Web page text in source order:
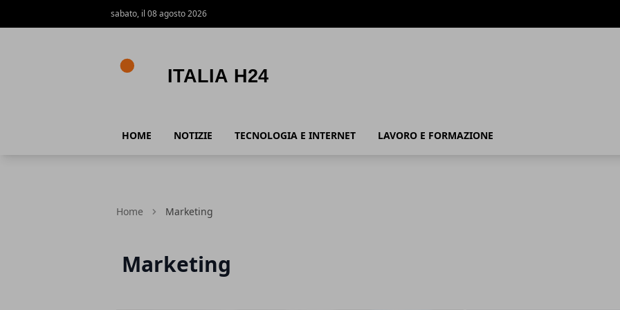
sabato, il 08 agosto 2026
HOME NOTIZIE TECNOLOGIA E INTERNET LAVORO E FORMAZIONE
Home Marketing
Marketing